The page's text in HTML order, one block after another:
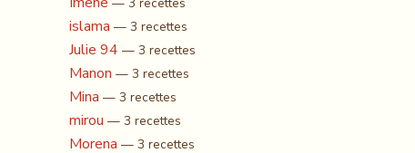
islama — 3 recettes
Julie 94 — 3 recettes
Manon — 3 recettes
Mina — 3 recettes
mirou — 3 recettes
Morena — 3 recettes